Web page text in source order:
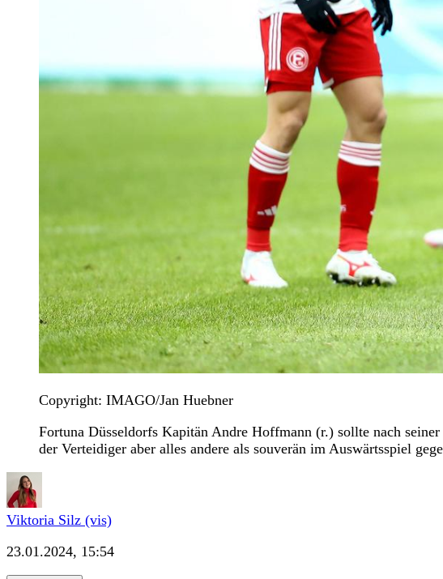
Copyright: IMAGO/Jan Huebner
Fortuna Düsseldorfs Kapitän Andre Hoffmann (r.) sollte nach
der Verteidiger aber alles andere als souverän im Auswärtsspiel
Viktoria Silz (vis)
23.01.2024, 15:54